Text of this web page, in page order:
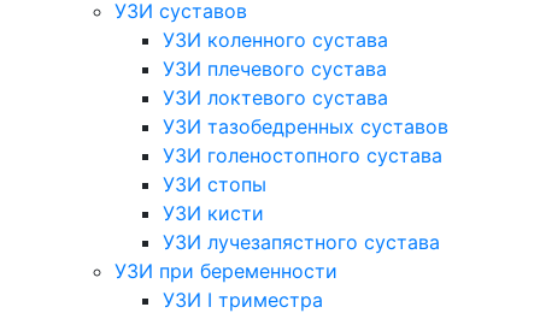
УЗИ суставов
УЗИ коленного сустава
УЗИ плечевого сустава
УЗИ локтевого сустава
УЗИ тазобедренных суставов
УЗИ голеностопного сустава
УЗИ стопы
УЗИ кисти
УЗИ лучезапястного сустава
УЗИ при беременности
УЗИ I триместра